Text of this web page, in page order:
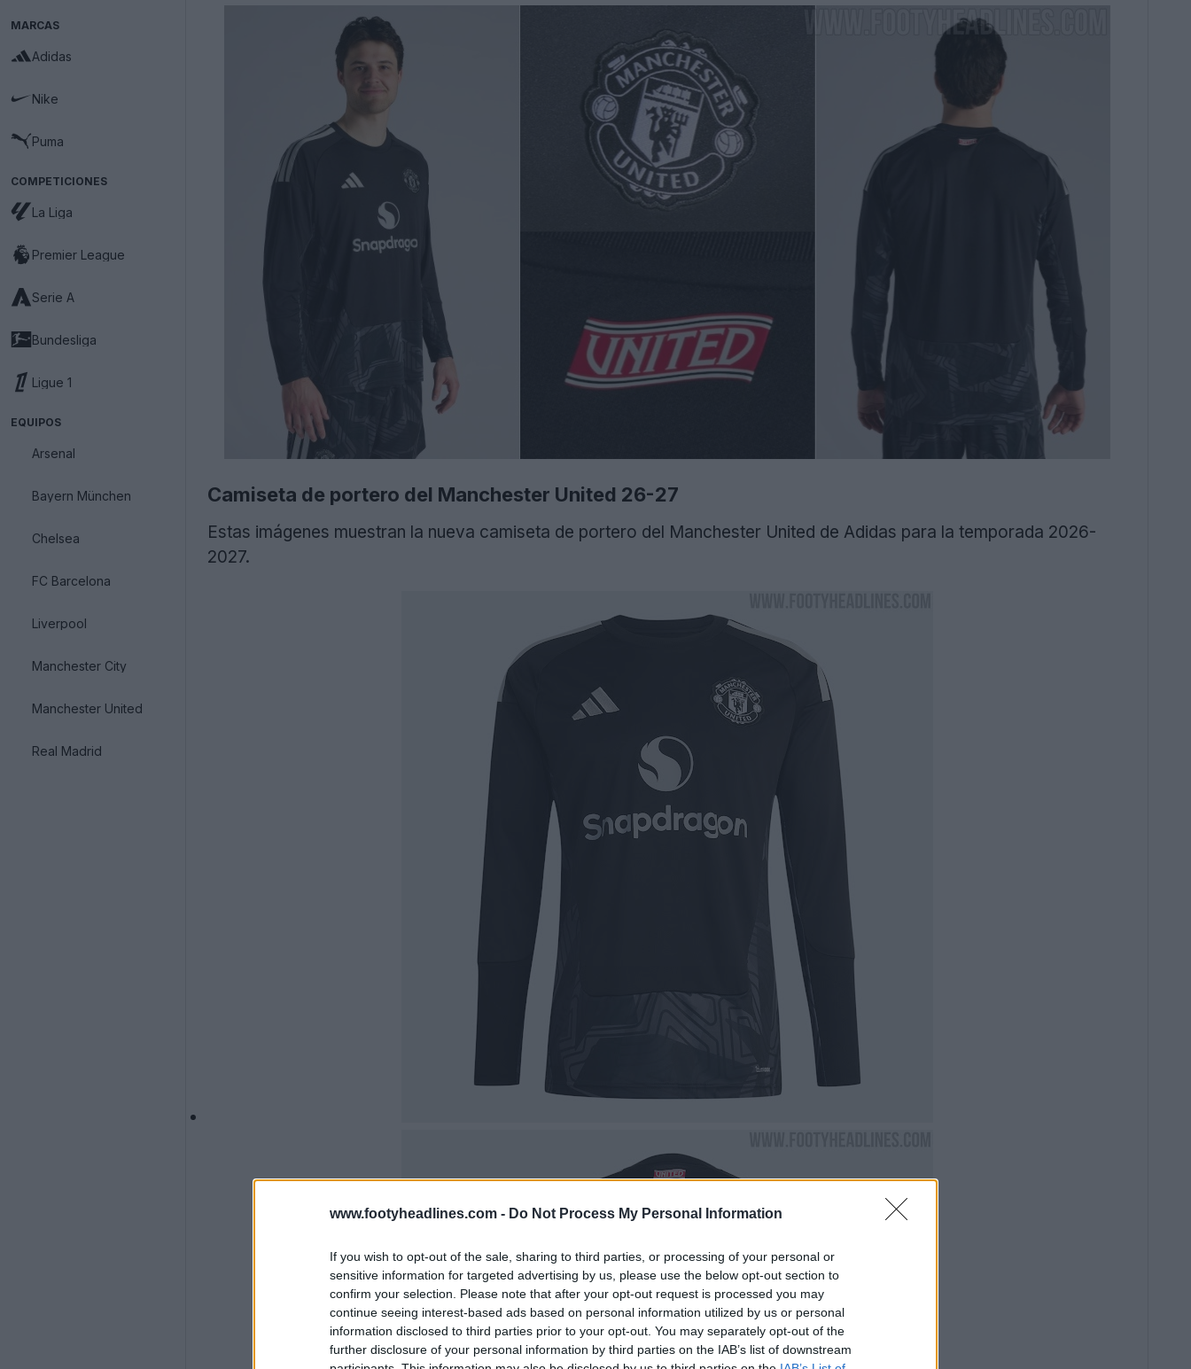
www.footyheadlines.com - Do Not Process My Personal Information
If you wish to opt-out of the sale, sharing to third parties, or processing of your personal or
sensitive information for targeted advertising by us, please use the below opt-out section to
confirm your selection. Please note that after your opt-out request is processed you may
continue seeing interest-based ads based on personal information utilized by us or personal
information disclosed to third parties prior to your opt-out. You may separately opt-out of the
further disclosure of your personal information by third parties on the IAB’s list of downstream
MARCAS
Adidas
Nike
Puma
COMPETICIONES
La Liga
Premier League
Serie A
Bundesliga
Ligue 1
EQUIPOS
Arsenal
Bayern München
Chelsea
FC Barcelona
Liverpool
Manchester City
Manchester United
Real Madrid
Camiseta de portero del Manchester United 26-27
Estas imágenes muestran la nueva camiseta de portero del Manchester United de Adidas para la temporada 2026-
2027.